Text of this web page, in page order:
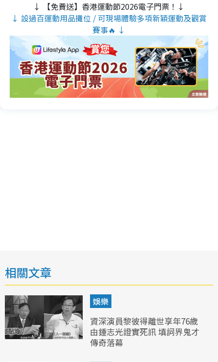
↓ 【免費送】香港運動節2026電子門票！↓
↓ 設過百運動用品攤位 / 可現場體驗多項新穎運動及觀賞
賽事🔥 ↓
相關文章
娛樂
資深演員黎彼得離世享年76歲
由鍾志光證實死訊 填詞界鬼才
傳奇落幕